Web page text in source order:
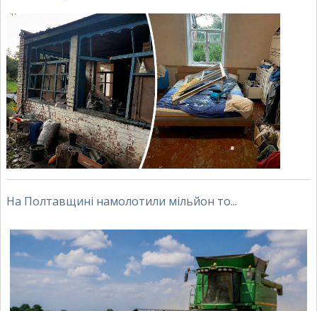
На Полтавщині намолотили мільйон то...